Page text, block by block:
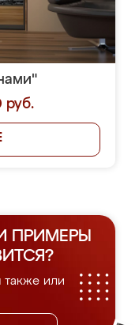
руб.
ПРИМЕРЫ
также или